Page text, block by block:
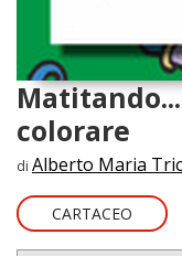
colorare
di Alberto Maria
CARTACEO